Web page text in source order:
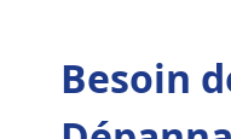
Besoin